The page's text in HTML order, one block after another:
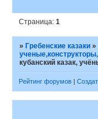
Страница:1
» Гребенские казаки »
кубанский казак,
Рейтинг форумов |